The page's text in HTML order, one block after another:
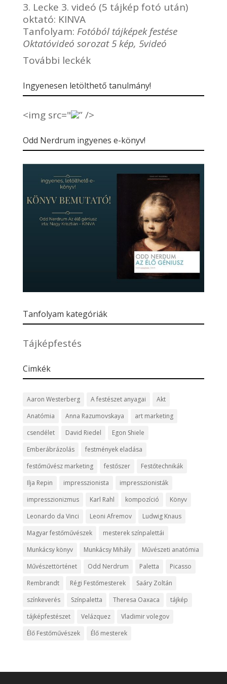
3. Lecke 3. videó (5 tájkép fotó után)
oktató: KINVA
Tanfolyam: Fotóból tájképek festése
Oktatóvideó sorozat 5 kép, 5videó
További leckék
Ingyenesen letölthető tanulmány!
<img src=" ” />
Odd Nerdrum ingyenes e-könyv!
Tanfolyam kategóriák
Tájképfestés
Cimkék
Aaron Westerberg A festészet anyagai
Akt
Anatómia
Anna Razumovskaya
art marketing
csendélet
David Riedel
Egon Shiele
Emberábrázolás
festmények eladása
festőművész marketing
festőszer
Festőtechnikák
Ilja Repin
impresszionista
impresszionisták
impresszionizmus
Karl Rahl kompozíció
Könyv
Leonardo da Vinci
Leoni Afremov
Ludwig Knaus
Magyar festőművészek
mesterek színpalettái
Munkácsy könyv
Munkácsy Mihály
Művészeti anatómia
Művészettörténet
Odd Nerdrum Paletta
Picasso
Rembrandt
Régi Festőmesterek
Saáry Zoltán
színkeverés
Színpaletta Theresa Oaxaca
tájkép
tájképfestészet
Velázquez
Vladimir volegov
Élő Festőművészek
Élő mesterek